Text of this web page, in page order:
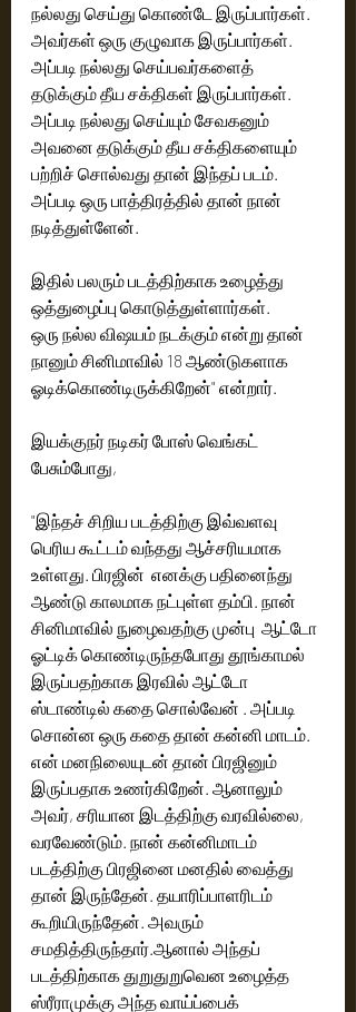
நல்லது செய்து கொண்டே இருப்பார்கள்.
அவர்கள் ஒரு குழுவாக இருப்பார்கள்.
அப்படி நல்லது செய்பவர்களைத்
தடுக்கும் தீய சக்திகள் இருப்பார்கள்.
அப்படி நல்லது செய்யும் சேவகனும்
அவனை தடுக்கும் தீய சக்திகளையும்
பற்றிச் சொல்வது தான் இந்தப் படம்.
அப்படி ஒரு பாத்திரத்தில் தான் நான்
நடித்துள்ளேன்.
இதில் பலரும் படத்திற்காக உழைத்து
ஒத்துழைப்பு கொடுத்துள்ளார்கள்.
ஒரு நல்ல விஷயம் நடக்கும் என்று தான்
நானும் சினிமாவில் 18 ஆண்டுகளாக
ஓடிக்கொண்டிருக்கிறேன்" என்றார்.
இயக்குநர் நடிகர் போஸ் வெங்கட்
பேசும்போது,
"இந்தச் சிறிய படத்திற்கு இவ்வளவு
பெரிய கூட்டம் வந்தது ஆச்சரியமாக
உள்ளது. பிரஜின்  எனக்கு பதினைந்து
ஆண்டு காலமாக நட்புள்ள தம்பி. நான்
சினிமாவில் நுழைவதற்கு முன்பு  ஆட்டோ
ஓட்டிக் கொண்டிருந்தபோது தூங்காமல்
இருப்பதற்காக இரவில் ஆட்டோ
ஸ்டாண்டில் கதை சொல்வேன் . அப்படி
சொன்ன ஒரு கதை தான் கன்னி மாடம்.
என் மனநிலையுடன் தான் பிரஜினும்
இருப்பதாக உணர்கிறேன். ஆனாலும்
அவர், சரியான இடத்திற்கு வரவில்லை,
வரவேண்டும். நான் கன்னிமாடம்
படத்திற்கு பிரஜினை மனதில் வைத்து
தான் இருந்தேன். தயாரிப்பாளரிடம்
கூறியிருந்தேன். அவரும்
சமதித்திருந்தார்.ஆனால் அந்தப்
படத்திற்காக துறுதுறுவென உழைத்த
ஸ்ரீராமுக்கு அந்த வாய்ப்பைக்